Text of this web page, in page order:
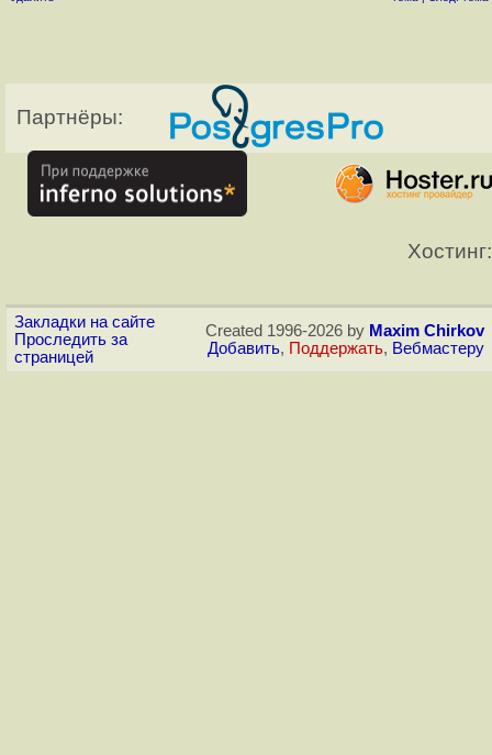
Партнёры:
Хостинг:
Закладки на сайте
Проследить за
страницей
Created 1996-2026 by Maxim Chirkov
Добавить, Поддержать, Вебмастеру